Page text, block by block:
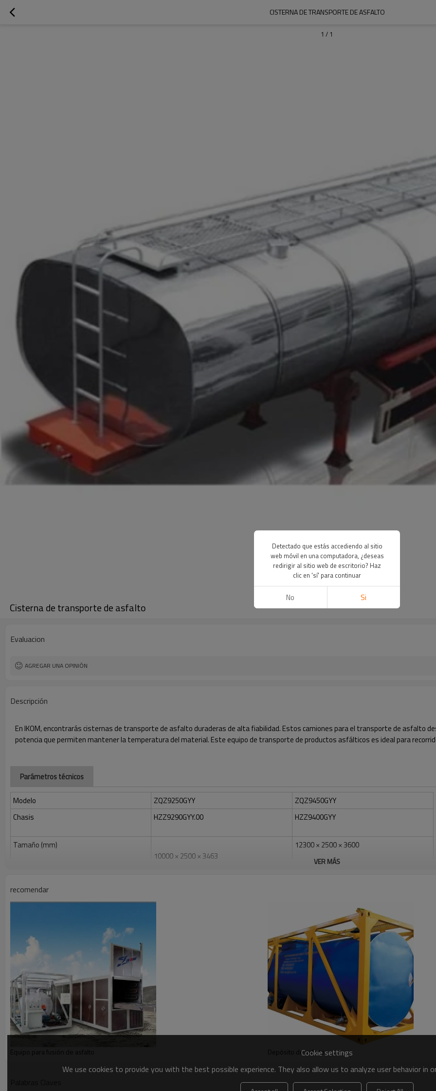
CISTERNA DE TRANSPORTE DE ASFALTO
1 / 1
Cisterna de transporte de asfalto
Evaluacion
AGREGAR UNA OPINIÓN
Descripción
En IKOM, encontrarás cisternas de transporte de asfalto duraderas de alta fiabilidad. Estos camiones para el transporte de asfalto
potencia que permiten mantener la temperatura del material. Este equipo de transporte de productos asfálticos es ideal para
Parámetros técnicos
Modelo ZQZ9250GYY
ZQZ9450GYY
Chasis
HZZ9290GYY.00 HZZ9400GYY
Tamaño (mm)
10000 × 2500 × 3463
12300 × 2500 × 3600
Φ 273mm × 2 L
Neumático Double coin 12R22.5
Válvula de mariposa de alta temperatura 373H-16C
Capa de aislamiento
50mm ） Acero inoxidable + capa de
aislamiento de fibra de vidrio （ 50mm ）
50mm ） Acero inoxidable + capa de
aislamiento de fibra de vidrio （ 50mm ）
VER MÁS
recomendar
Equipo para fusión de asfalto Depósito de asfaltoCookie settings
We use cookies to provide you with the best possible experience. They also allow us to analyze user behavior
Detectado que estás accediendo al sitio
web móvil en una computadora, ¿deseas
redirigir al sitio web de escritorio? Haz
clic en 'sí' para continuar
No Si